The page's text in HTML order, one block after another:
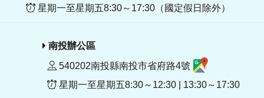
星期一至星期五8:30～17:30（國定假日除外）
南投辦公區
540202南投縣南投市省府路4號
星期一至星期五8:30～12:30 | 13:30～17:30